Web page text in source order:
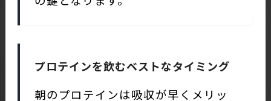
プロテインを飲むベストなタイミング
朝のプロテインは吸収が早くメリッ